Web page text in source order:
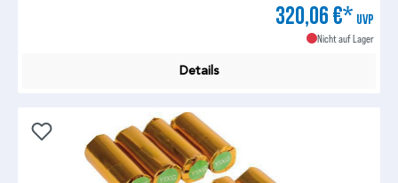
320,06 €* UVP
Nicht auf Lager
Details